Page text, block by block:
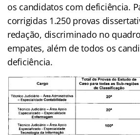
os candidatos com deficiência.
corrigidas 1.250 provas
redação, discriminado no
empates, além de todos os
deficiência.